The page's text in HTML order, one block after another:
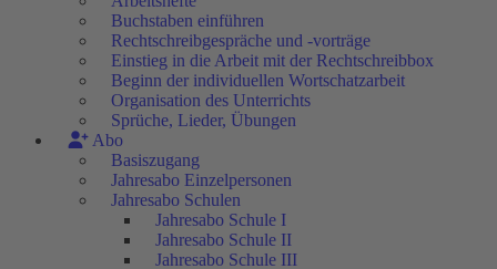
Buchstaben einführen
Rechtschreibgespräche und -vorträge
Einstieg in die Arbeit mit der Rechtschreibbox
Beginn der individuellen Wortschatzarbeit
Organisation des Unterrichts
Sprüche, Lieder, Übungen
Abo
Basiszugang
Jahresabo Einzelpersonen
Jahresabo Schulen
Jahresabo Schule I
Jahresabo Schule II
Jahresabo Schule III